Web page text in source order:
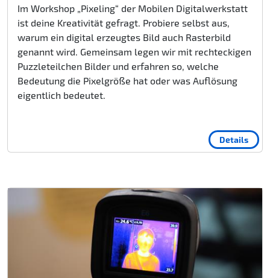
Im Workshop „Pixeling“ der Mobilen Digitalwerkstatt
ist deine Kreativität gefragt. Probiere selbst aus,
warum ein digital erzeugtes Bild auch Rasterbild
genannt wird. Gemeinsam legen wir mit rechteckigen
Puzzleteilchen Bilder und erfahren so, welche
Bedeutung die Pixelgröße hat oder was Auflösung
eigentlich bedeutet.
Details